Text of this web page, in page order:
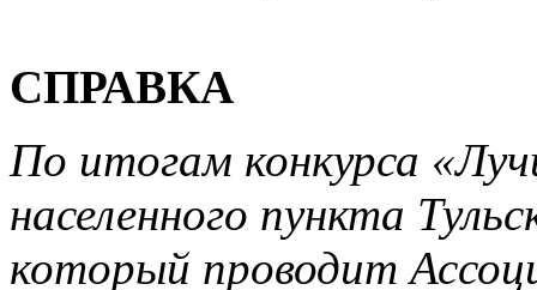
СПРАВКА
По итогам конкурса
населенного пункта
который проводит